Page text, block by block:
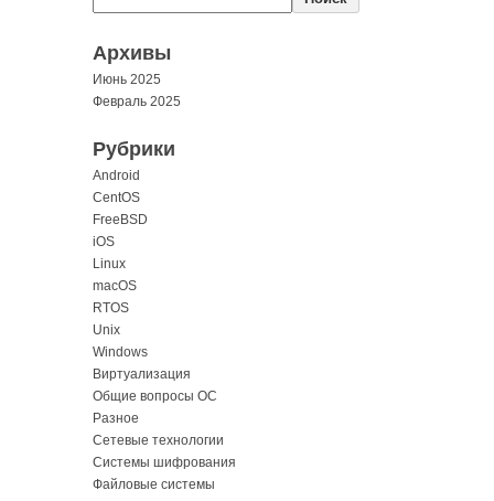
Архивы
Июнь 2025
Февраль 2025
Рубрики
Android
CentOS
FreeBSD
iOS
Linux
macOS
RTOS
Unix
Windows
Виртуализация
Общие вопросы ОС
Разное
Сетевые технологии
Системы шифрования
Файловые системы